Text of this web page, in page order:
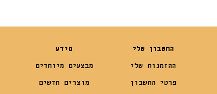
החשבון שלי
ההזמנות שלי
פרטי החשבון
מידע
מבצעים מיוחדים
מוצרים חדשים